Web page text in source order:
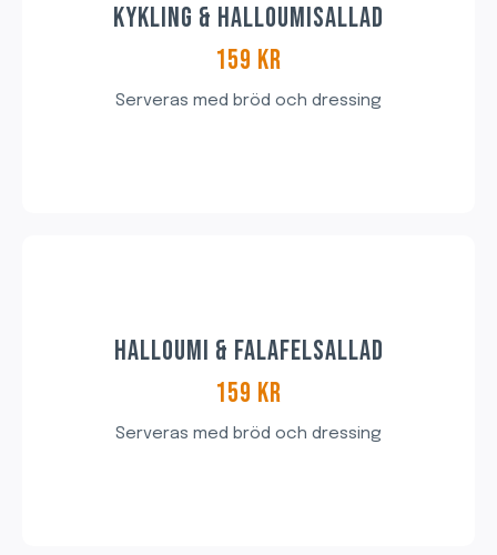
KYKLING & HALLOUMISALLAD
159 KR
Serveras med bröd och dressing
HALLOUMI & FALAFELSALLAD
159 KR​
Serveras med bröd och dressing